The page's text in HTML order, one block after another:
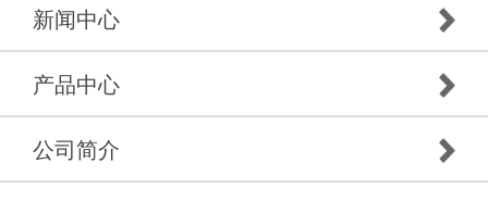
新闻中心
产品中心
公司简介